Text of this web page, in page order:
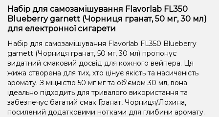
Набір для самозамішування Flavorlab FL350
Blueberry garnett (Чорниця гранат, 50 мг, 30 мл)
для електронної сигарети
Набір для самозамішування Flavorlab FL350 Blueberry
garnett (Чорниця гранат, 50 мг, 30 мл) пропонує
видатний смаковий досвід для кожного вейпера. Ця
жижа створена для тих, хто цінує якість та насиченість
аромату. З міцністю 50 мг мг та об'ємом 30 мл, вона
ідеально підходить для тривалого використання та
забезпечує багатий смак Гранат, Чорниця/Лохина,
посилений додатковими нотками для глибини аромату.